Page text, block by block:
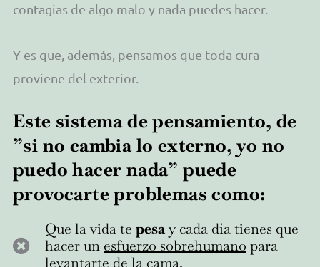
contagias de algo malo y nada puedes hacer.
Y es que, además, pensamos que toda cura
proviene del exterior.
Este sistema de pensamiento, de
”si no cambia lo externo, yo no
puedo hacer nada” puede
provocarte problemas como:
Que la vida te pesay cada día tienes que
hacer un esfuerzo sobrehumano para
levantarte de la cama.